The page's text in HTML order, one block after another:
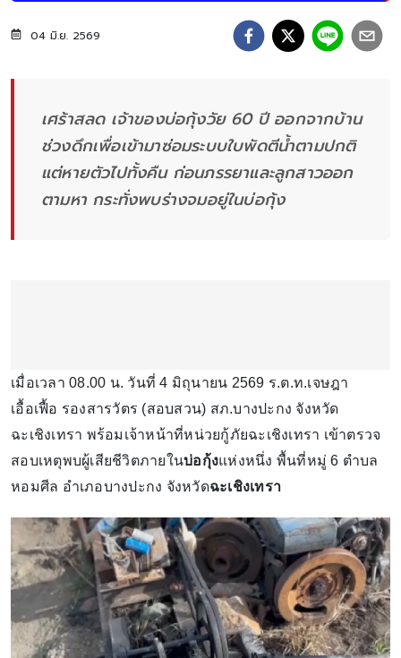
04 มิ.ย. 2569
เศร้าสลด เจ้าของบ่อกุ้งวัย 60 ปี ออกจากบ้าน
ช่วงดึกเพื่อเข้ามาซ่อมระบบใบพัดตีน้ำตามปกติ
แต่หายตัวไปทั้งคืน ก่อนภรรยาและลูกสาวออก
ตามหา กระทั่งพบร่างจมอยู่ในบ่อกุ้ง
เมื่อเวลา 08.00 น. วันที่ 4 มิถุนายน 2569 ร.ต.ท.เจษฎา
เอื้อเฟื้อ รองสารวัตร (สอบสวน) สภ.บางปะกง จังหวัด
ฉะเชิงเทรา พร้อมเจ้าหน้าที่หน่วยกู้ภัยฉะเชิงเทรา เข้าตรวจ
สอบเหตุพบผู้เสียชีวิตภายในบ่อกุ้งแห่งหนึ่ง พื้นที่หมู่ 6 ตำบล
หอมศีล อำเภอบางปะกง จังหวัดฉะเชิงเทรา